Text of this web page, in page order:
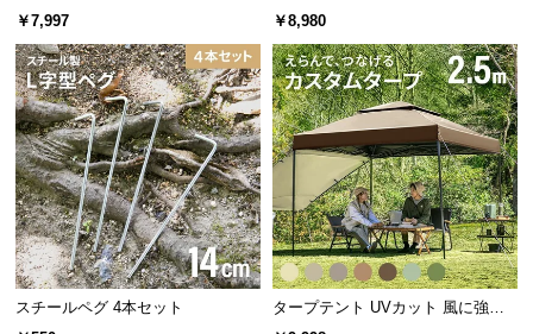
様
サ
ポ
ー
ト
お
知
ら
cmポール付
￥7,997
￥8,980
スチールペグ 4本セット
タープテント UVカット 風に強い
防水 新開発のブラックコーティン